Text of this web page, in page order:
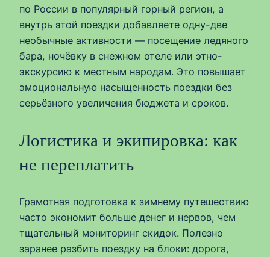
по России в популярный горный регион, а
внутрь этой поездки добавляете одну-две
необычные активности — посещение ледяного
бара, ночёвку в снежном отеле или этно-
экскурсию к местным народам. Это повышает
эмоциональную насыщенность поездки без
серьёзного увеличения бюджета и сроков.
Логистика и экипировка: как
не переплатить
Грамотная подготовка к зимнему путешествию
часто экономит больше денег и нервов, чем
тщательный мониторинг скидок. Полезно
заранее разбить поездку на блоки: дорога,